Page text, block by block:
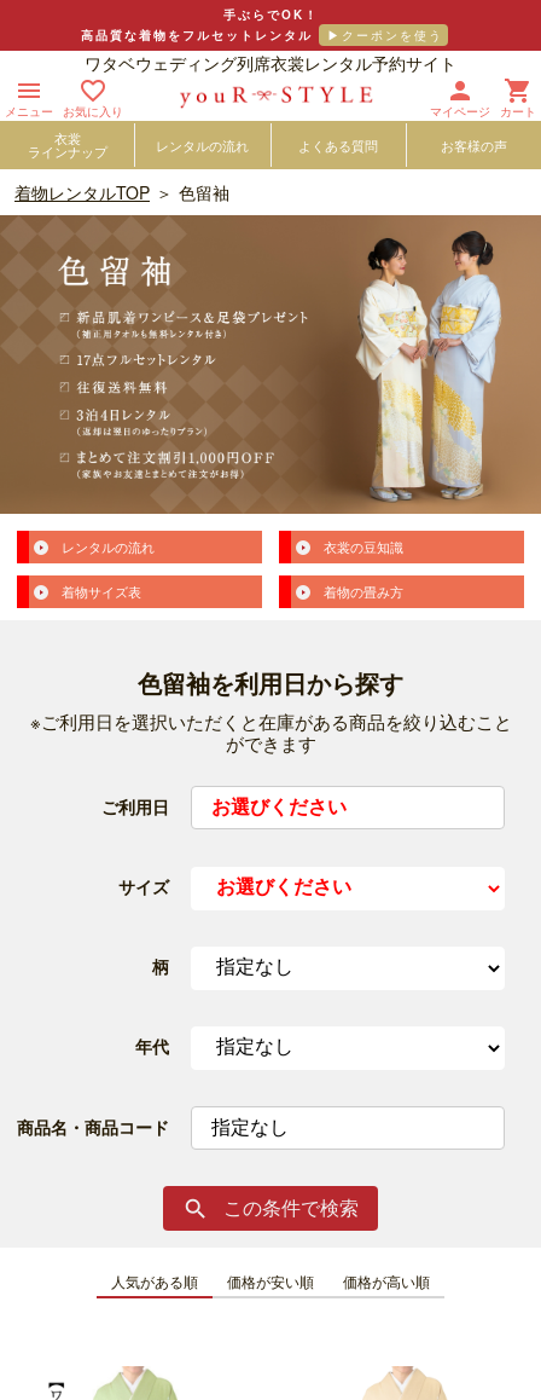
手ぶらでOK！
高品質な着物をフルセットレンタル
ワタベウェディング列席衣裳レンタル予約サイト

メニュー

お気に入り

マイページ

カート
衣裳
ラインナップ レンタルの流れ よくある質問 お客様の声
着物レンタルTOP 色留袖
レンタルの流れ 衣裳の豆知識
着物サイズ表 着物の畳み方
色留袖を利用日から探す
※ご利用日を選択いただくと在庫がある商品を絞り込むこと
ができます
ご利用日
サイズ
柄
年代
商品名・商品コード
 この条件で検索
人気がある順 価格が安い順 価格が高い順